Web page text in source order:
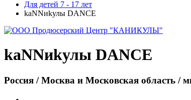
Для детей 7 - 17 лет
kaNNиkулы DANCE
kaNNиkулы DANCE
Россия / Москва и Московская область /